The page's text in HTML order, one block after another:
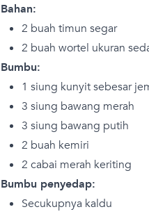
Bahan:
2 buah timun segar
2 buah wortel ukuran
Bumbu:
1 siung kunyit sebesar
3 siung bawang merah
3 siung bawang putih
2 buah kemiri
2 cabai merah keriting
Bumbu penyedap:
Secukupnya kaldu